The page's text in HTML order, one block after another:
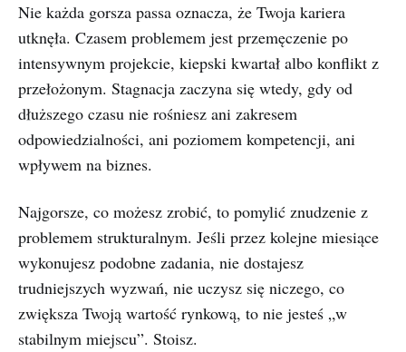
Nie każda gorsza passa oznacza, że Twoja kariera
utknęła. Czasem problemem jest przemęczenie po
intensywnym projekcie, kiepski kwartał albo konflikt z
przełożonym. Stagnacja zaczyna się wtedy, gdy od
dłuższego czasu nie rośniesz ani zakresem
odpowiedzialności, ani poziomem kompetencji, ani
wpływem na biznes.
Najgorsze, co możesz zrobić, to pomylić znudzenie z
problemem strukturalnym. Jeśli przez kolejne miesiące
wykonujesz podobne zadania, nie dostajesz
trudniejszych wyzwań, nie uczysz się niczego, co
zwiększa Twoją wartość rynkową, to nie jesteś „w
stabilnym miejscu”. Stoisz.